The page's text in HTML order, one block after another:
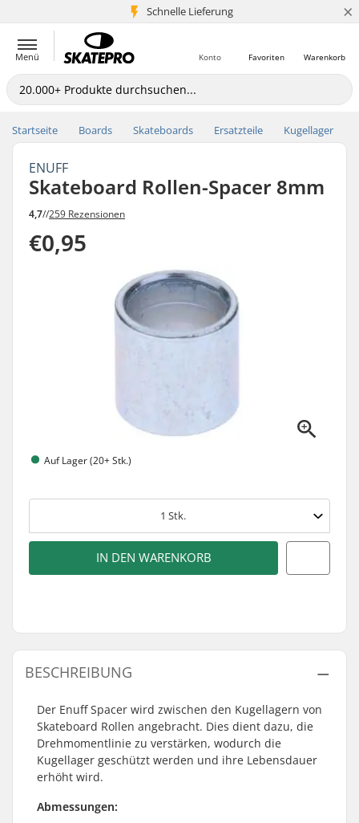
Schnelle Lieferung
5+ Mio. Kunden ×
Menü Warenkorb
Favoriten
Konto
Startseite Boards Skateboards Ersatzteile Kugellager
ENUFF
Skateboard Rollen-Spacer 8mm
4,7//259 Rezensionen
€0,95
Auf Lager (20+ Stk.)
1 Stk.
IN DEN WARENKORB
BESCHREIBUNG
Der Enuff Spacer wird zwischen den Kugellagern von
Skateboard Rollen angebracht. Dies dient dazu, die
Drehmomentlinie zu verstärken, wodurch die
Kugellager geschützt werden und ihre Lebensdauer
erhöht wird.
Abmessungen: